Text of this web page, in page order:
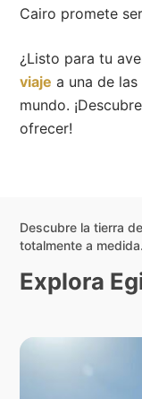
Cairo promete
¿Listo para tu
viaje a una de
mundo.
ofrecer!
Descubre la tierra
totalmente a medida.
Explora